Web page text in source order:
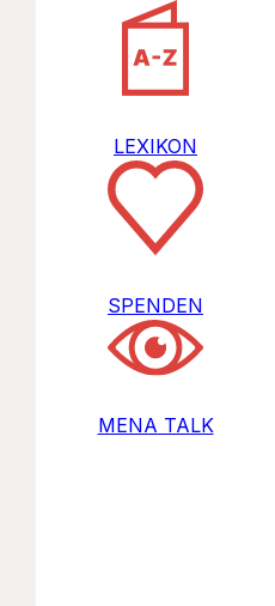
LEXIKON
SPENDEN
MENA TALK